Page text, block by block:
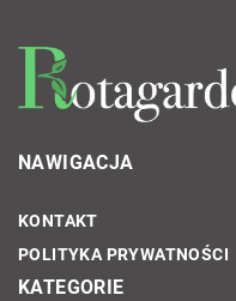
NAWIGACJA
KONTAKT
POLITYKA PRYWATNOŚCI
KATEGORIE